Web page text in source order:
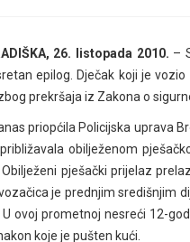
26. listopada 2010. –
epilog. Dječak koji je
prekršaja iz Zakona o
priopćila Policijska uprava
obilježenom
pješački prijelaz
je prednjim središnjim
U ovoj prometnoj nesreći 12-
koje je pušten kući.